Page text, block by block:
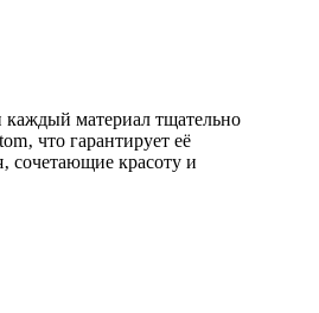
каждый материал тщательно
что гарантирует её
сочетающие красоту и